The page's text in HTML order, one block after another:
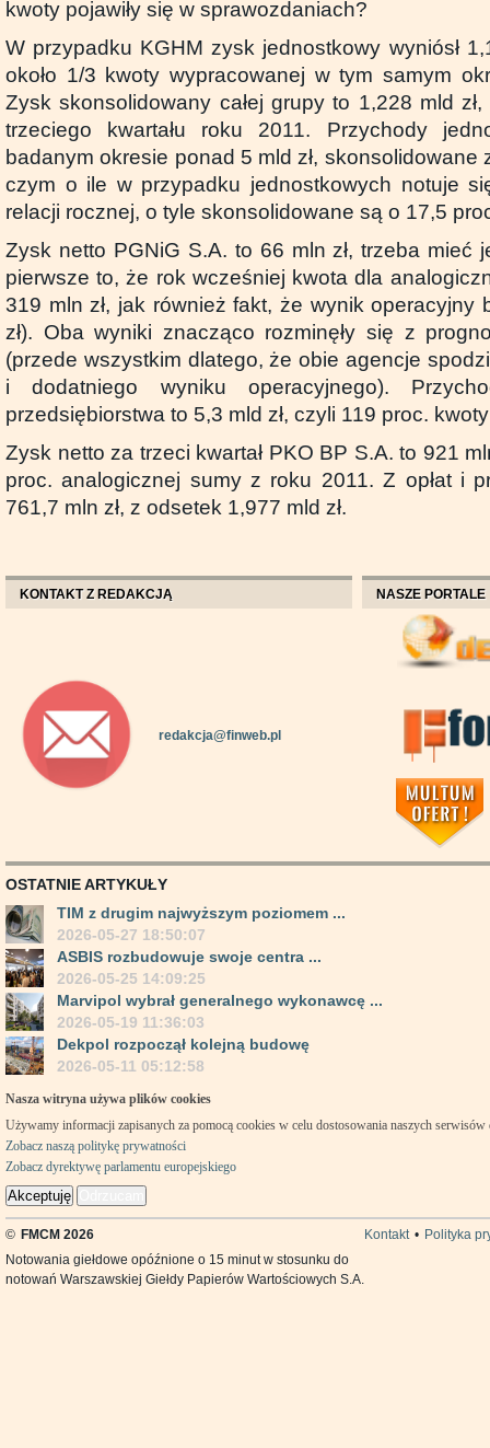
kwoty pojawiły się w sprawozdaniach?
W przypadku KGHM zysk jednostkowy wyniósł
około 1/3 kwoty wypracowanej w tym samym
Zysk skonsolidowany całej grupy to 1,228 mld
trzeciego kwartału roku 2011. Przychody
badanym okresie ponad 5 mld zł, skonsolidowane
czym o ile w przypadku jednostkowych notuje
relacji rocznej, o tyle skonsolidowane są o 17,5
Zysk netto PGNiG S.A. to 66 mln zł, trzeba mieć
pierwsze to, że rok wcześniej kwota dla
319 mln zł, jak również fakt, że wynik operacyjny
zł). Oba wyniki znacząco rozminęły się z
(przede wszystkim dlatego, że obie agencje
i dodatniego wyniku operacyjnego).
przedsiębiorstwa to 5,3 mld zł, czyli 119 proc.
Zysk netto za trzeci kwartał PKO BP S.A. to 921
proc. analogicznej sumy z roku 2011. Z opłat i
761,7 mln zł, z odsetek 1,977 mld zł.
KONTAKT Z REDAKCJĄ
redakcja@finweb.pl
NASZE PORTALE
OSTATNIE ARTYKUŁY
TIM z drugim najwyższym poziomem ...
2026-05-27 18:50:07
ASBIS rozbudowuje swoje centra ...
2026-05-25 14:09:25
Marvipol wybrał generalnego wykonawcę ...
2026-05-19 11:36:03
Dekpol rozpoczął kolejną budowę
2026-05-11 05:12:58
Nasza witryna używa plików cookies
Używamy informacji zapisanych za pomocą cookies w celu dostosowania naszych
Zobacz naszą politykę prywatności
Zobacz dyrektywę parlamentu europejskiego
Akceptuję
© FMCM 2026 Kontakt • Polityka
Notowania giełdowe opóźnione o 15 minut w stosunku do
notowań Warszawskiej Giełdy Papierów Wartościowych S.A.